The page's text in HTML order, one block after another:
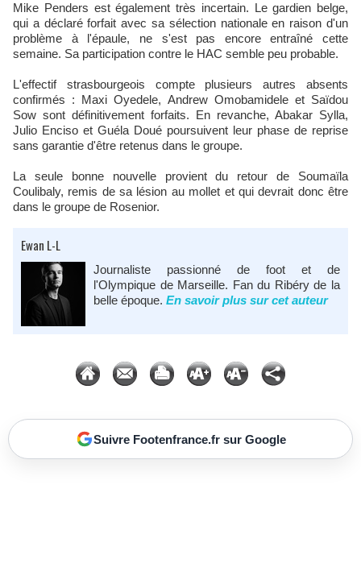
Mike Penders est également très incertain. Le gardien belge,
qui a déclaré forfait avec sa sélection nationale en raison d'un
problème à l'épaule, ne s'est pas encore entraîné cette
semaine. Sa participation contre le HAC semble peu probable.
L'effectif strasbourgeois compte plusieurs autres absents
confirmés : Maxi Oyedele, Andrew Omobamidele et Saïdou
Sow sont définitivement forfaits. En revanche, Abakar Sylla,
Julio Enciso et Guéla Doué poursuivent leur phase de reprise
sans garantie d'être retenus dans le groupe.
La seule bonne nouvelle provient du retour de Soumaïla
Coulibaly, remis de sa lésion au mollet et qui devrait donc être
dans le groupe de Rosenior.
Ewan L-L
Journaliste passionné de foot et de
l'Olympique de Marseille. Fan du Ribéry de la
belle époque. En savoir plus sur cet auteur
Suivre Footenfrance.fr sur Google